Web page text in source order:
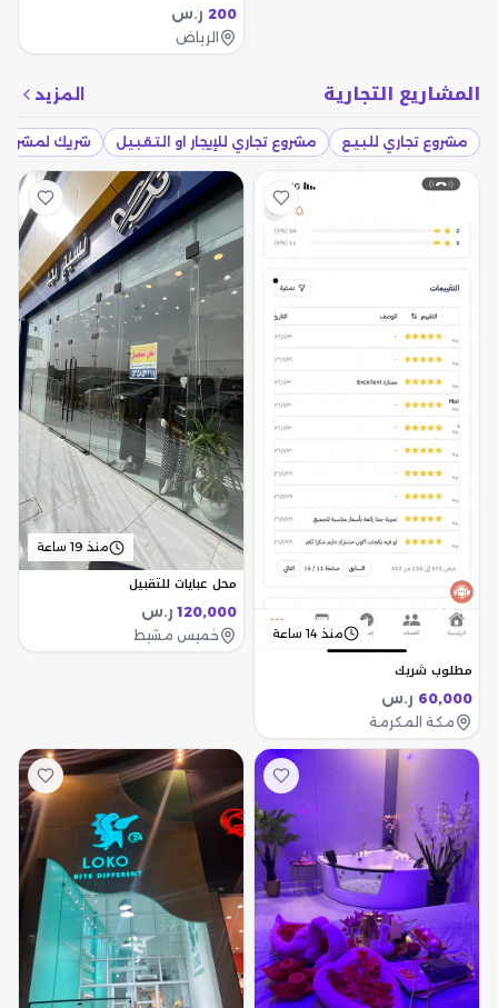
200 ر.س
الرياض
المشاريع التجارية المزيد
مشروع تجاري للبيع مشروع تجاري للإيجار او التقبيل شريك لمشروع
منذ 14 ساعة
مطلوب شريك
60,000 ر.س
مكة المكرمة
منذ 19 ساعة
محل عبايات للتقبيل
120,000 ر.س
خميس مشيط